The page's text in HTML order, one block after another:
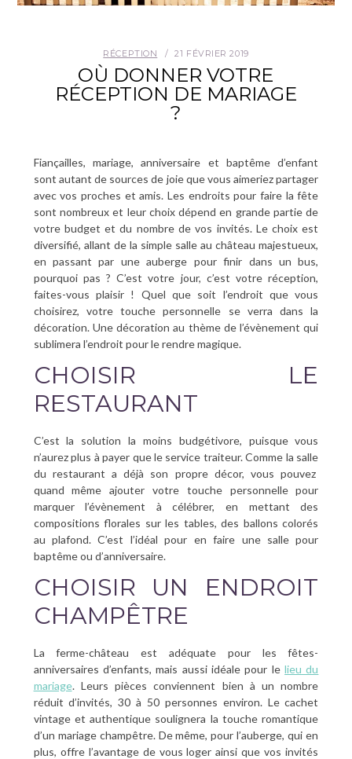
RÉCEPTION 21 FÉVRIER 2019
OÙ DONNER VOTRE
RÉCEPTION DE MARIAGE
?
Fiançailles, mariage, anniversaire et baptême d’enfant
sont autant de sources de joie que vous aimeriez partager
avec vos proches et amis. Les endroits pour faire la fête
sont nombreux et leur choix dépend en grande partie de
votre budget et du nombre de vos invités. Le choix est
diversifié, allant de la simple salle au château majestueux,
en passant par une auberge pour finir dans un bus,
pourquoi pas ? C’est votre jour, c’est votre réception,
faites-vous plaisir ! Quel que soit l’endroit que vous
choisirez, votre touche personnelle se verra dans la
décoration. Une décoration au thème de l’évènement qui
sublimera l’endroit pour le rendre magique.
CHOISIR LE
RESTAURANT
C’est la solution la moins budgétivore, puisque vous
n’aurez plus à payer que le service traiteur. Comme la salle
du restaurant a déjà son propre décor, vous pouvez
quand même ajouter votre touche personnelle pour
marquer l’évènement à célébrer, en mettant des
compositions florales sur les tables, des ballons colorés
au plafond. C’est l’idéal pour en faire une salle pour
baptême ou d’anniversaire.
CHOISIR UN ENDROIT
CHAMPÊTRE
La ferme-château est adéquate pour les fêtes-
anniversaires d’enfants, mais aussi idéale pour lelieu du
mariage. Leurs pièces conviennent bien à un nombre
réduit d’invités, 30 à 50 personnes environ. Le cachet
vintage et authentique soulignera la touche romantique
d’un mariage champêtre. De même, pour l’auberge, qui en
plus, offre l’avantage de vous loger ainsi que vos invités